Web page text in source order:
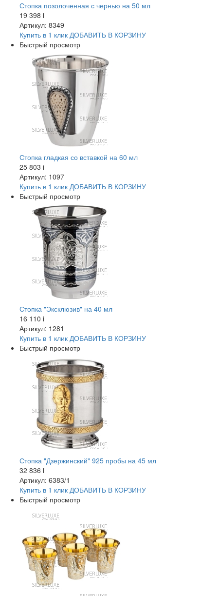
Стопка позолоченная с чернью на 50 мл
19 398 i
Артикул: 8349
Купить в 1 клик ДОБАВИТЬ В КОРЗИНУ
Быстрый просмотр
Стопка гладкая со вставкой на 60 мл
25 803 i
Артикул: 1097
Купить в 1 клик ДОБАВИТЬ В КОРЗИНУ
Быстрый просмотр
Стопка "Эксклюзив" на 40 мл
16 110 i
Артикул: 1281
Купить в 1 клик ДОБАВИТЬ В КОРЗИНУ
Быстрый просмотр
Стопка "Дзержинский" 925 пробы на 45 мл
32 836 i
Артикул: 6383/1
Купить в 1 клик ДОБАВИТЬ В КОРЗИНУ
Быстрый просмотр